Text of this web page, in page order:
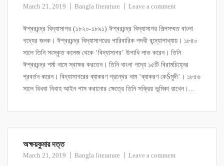
March 21, 2019 Bangla literature Leave a comment
ঈশ্বরচন্দ্র বিদ্যাসাগর (১৮২০-১৮৯১) ঈশ্বরচন্দ্র বিদ্যাসাগর শিল্পসম্মত বাংলা
গদ্যের জনক। ঈশ্বরচন্দ্র বিদ্যাসাগরের পারিবারিক পদবী বন্দ্যোপাধ্যায়। ১৮৪০
সালে তিনি সংস্কৃত কলেজ থেকে ‘বিদ্যাসাগর’ উপাধি লাভ করেন। তিনি
ঈশ্বরচন্দ্র শর্মা নামে স্বাক্ষর করতেন। তিনি বাংলা গদ্যে ১৫টি বিরামচিহ্নের
প্রবর্তন করেন। বিদ্যাসাগরের ব্যাকরণ গ্রন্থের নাম ‘ব্যাকরণ কেŠমুদী’। ১৮৫৬
সালে বিধবা বিবাহ আইন পাস করানোর ক্ষেত্রে তিনি সক্রিয় ভূমিকা রাখেন।...
অক্ষয়কুমার দত্ত
March 21, 2019 Bangla literature Leave a comment